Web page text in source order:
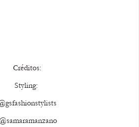
Créditos:
Styling: